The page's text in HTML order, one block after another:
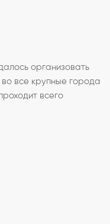
организовать
все крупные города
всего